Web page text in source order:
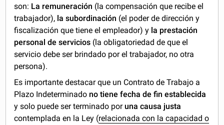
son: La remuneración (la compensación que recibe el
trabajador), la subordinación (el poder de dirección y
fiscalización que tiene el empleador) y la prestación
personal de servicios (la obligatoriedad de que el
servicio debe ser brindado por el trabajador, no otra
persona).
Es importante destacar que un Contrato de Trabajo a
Plazo Indeterminado no tiene fecha de fin establecida
y solo puede ser terminado por una causa justa
contemplada en la Ley (relacionada con la capacidad o